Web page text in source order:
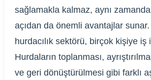
sağlamakla kalmaz, aynı
açıdan da önemli avantajlar
hurdacılık sektörü, birçok kişiye iş
Hurdaların toplanması,
ve geri dönüştürülmesi gibi farklı